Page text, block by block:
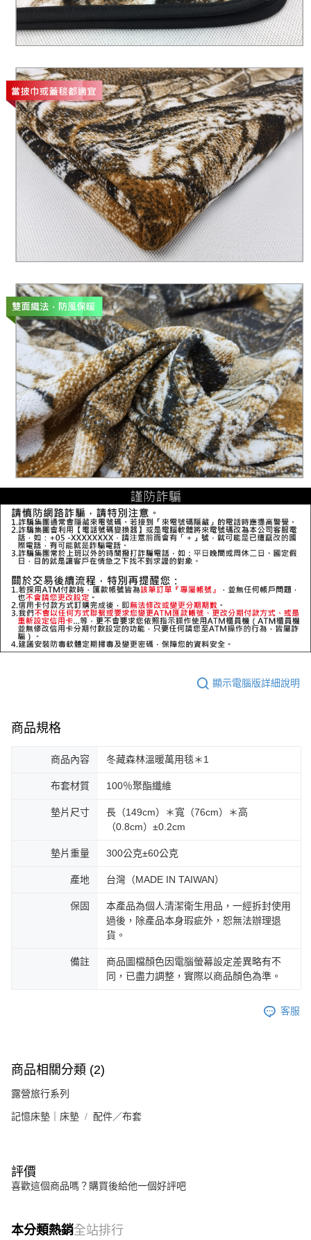
顯示電腦版詳細說明
商品規格
商品內容 冬藏森林溫暖萬用毯＊1
布套材質 100％聚酯纖維
墊片尺寸
長（149cm）＊寬（76cm）＊高
（0.8cm）±0.2cm
墊片重量 300公克±60公克
產地 台灣（MADE IN TAIWAN）
保固
本產品為個人清潔衛生用品，一經拆封使用
過後，除產品本身瑕疵外，恕無法辦理退
貨。
備註
商品圖檔顏色因電腦螢幕設定差異略有不
同，已盡力調整，實際以商品顏色為準。
客服
商品相關分類 (2)
露營旅行系列
記憶床墊｜床墊 配件／布套
評價
喜歡這個商品嗎？購買後給他一個好評吧
本分類熱銷全站排行